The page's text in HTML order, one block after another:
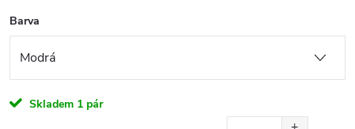
Barva
Skladem 1 pár